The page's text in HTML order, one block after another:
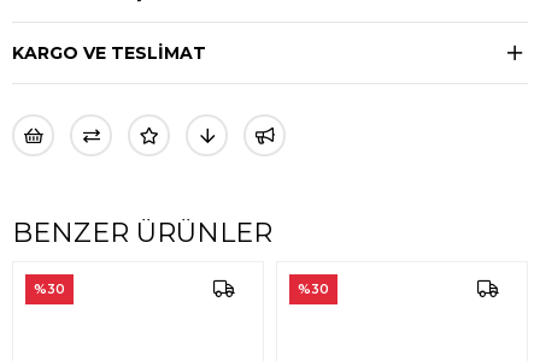
KARGO VE TESLİMAT
BENZER ÜRÜNLER
%30 %30